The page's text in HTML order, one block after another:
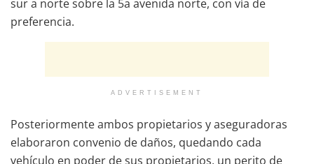
sur a norte sobre la 5a avenida norte, con vía de
preferencia.
ADVERTISEMENT
Posteriormente ambos propietarios y aseguradoras
elaboraron convenio de daños, quedando cada
vehículo en poder de sus propietarios, un perito de